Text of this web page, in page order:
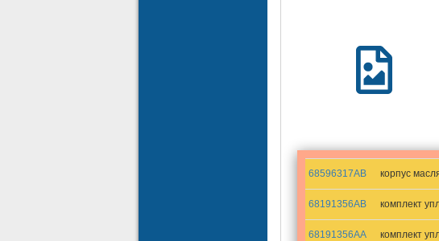
68596317AB корпус
68191356AB комплект
68191356AA комплект